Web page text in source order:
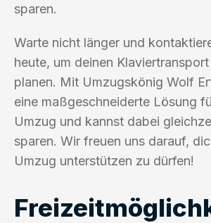
sparen.
Warte nicht länger und
heute, um deinen
planen. Mit Umzugskönig Wolf
eine maßgeschneiderte Lösung
Umzug und kannst dabei
sparen. Wir freuen uns darauf,
Umzug unterstützen zu dürfen!